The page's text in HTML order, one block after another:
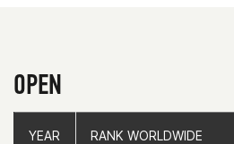
OPEN
YEAR RANK WORLDWIDE
YEAR RANK WORLDWIDE